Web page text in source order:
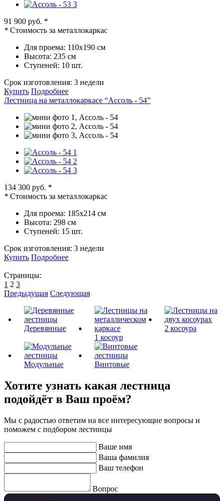
91 900 руб. *
* Стоимость за металлокаркас
Для проема: 110х190 см
Высота: 235 см
Ступеней: 10 шт.
Срок изготовления: 3 недели
Купить Подробнее
Лестница на металлокаркасе “Ассоль - 54”
134 300 руб. *
* Стоимость за металлокаркас
Для проема: 185х214 см
Высота: 298 см
Ступеней: 15 шт.
Срок изготовления: 3 недели
Купить Подробнее
Страницы:
1 2 3
Предыдущая Следующая
Деревянные
1 косоур
2 косоура
Модульные Винтовые
Хотите узнать какая лестница
подойдёт в Ваш проём?
Мы с радостью ответим на все интересующие вопросы и
поможем с подбором лестницы
Ваше имя
Ваша фамилия
Ваш телефон
Вопрос